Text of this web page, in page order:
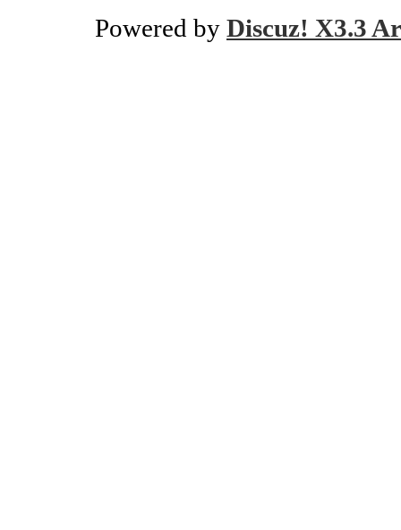
Powered by Discuz! X3.3